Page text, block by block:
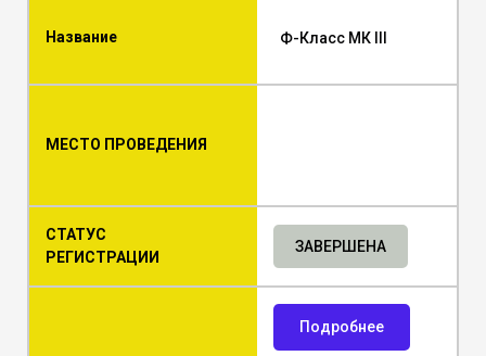
Название Ф-Класс МК III
МЕСТО ПРОВЕДЕНИЯ
СТАТУС
РЕГИСТРАЦИИ
ЗАВЕРШЕНА
Подробнее